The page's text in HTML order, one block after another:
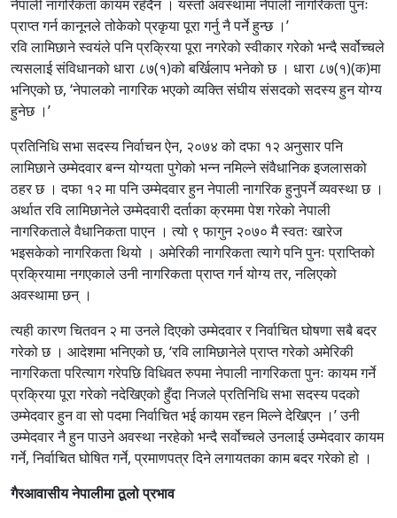
नेपाली नागरिकता कायम रहँदैन । यस्तो अवस्थामा नेपाली नागरिकता पुनः
प्राप्त गर्न कानूनले तोकेको प्रकृया पूरा गर्नु नै पर्ने हुन्छ ।’
रवि लामिछाने स्वयंले पनि प्रक्रिया पूरा नगरेको स्वीकार गरेको भन्दै सर्वोच्चले
त्यसलाई संविधानको धारा ८७(१)को बर्खिलाप भनेको छ । धारा ८७(१)(क)मा
भनिएको छ, ‘नेपालको नागरिक भएको व्यक्ति संघीय संसदको सदस्य हुन योग्य
हुनेछ ।’
प्रतिनिधि सभा सदस्य निर्वाचन ऐन, २०७४ को दफा १२ अनुसार पनि
लामिछाने उम्मेदवार बन्न योग्यता पुगेको भन्न नमिल्ने संवैधानिक इजलासको
ठहर छ । दफा १२ मा पनि उम्मेदवार हुन नेपाली नागरिक हुनुपर्ने व्यवस्था छ ।
अर्थात रवि लामिछानेले उम्मेदवारी दर्ताका क्रममा पेश गरेको नेपाली
नागरिकताले वैधानिकता पाएन । त्यो ९ फागुन २०७० मै स्वतः खारेज
भइसकेको नागरिकता थियो । अमेरिकी नागरिकता त्यागे पनि पुनः प्राप्तिको
प्रक्रियामा नगएकाले उनी नागरिकता प्राप्त गर्न योग्य तर, नलिएको
अवस्थामा छन् ।
त्यही कारण चितवन २ मा उनले दिएको उम्मेदवार र निर्वाचित घोषणा सबै बदर
गरेको छ । आदेशमा भनिएको छ, ‘रवि लामिछानेले प्राप्त गरेको अमेरिकी
नागरिकता परित्याग गरेपछि विधिवत रुपमा नेपाली नागरिकता पुनः कायम गर्ने
प्रक्रिया पूरा गरेको नदेखिएको हुँदा निजले प्रतिनिधि सभा सदस्य पदको
उम्मेदवार हुन वा सो पदमा निर्वाचित भई कायम रहन मिल्ने देखिएन ।’ उनी
उम्मेदवार नै हुन पाउने अवस्था नरहेको भन्दै सर्वोच्चले उनलाई उम्मेदवार कायम
गर्ने, निर्वाचित घोषित गर्ने, प्रमाणपत्र दिने लगायतका काम बदर गरेको हो ।
गैरआवासीय नेपालीमा ठूलो प्रभाव